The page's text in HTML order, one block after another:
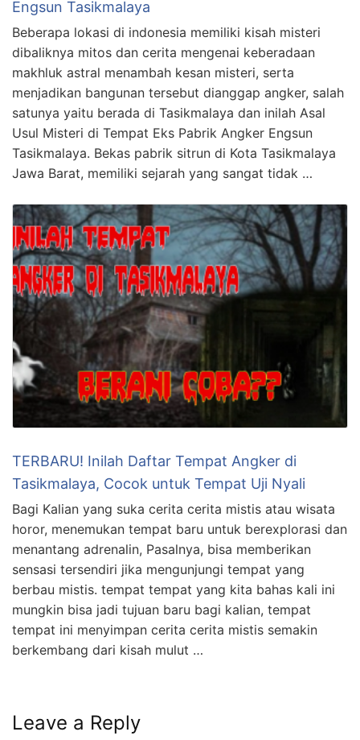
Engsun Tasikmalaya
Beberapa lokasi di indonesia memiliki kisah misteri
dibaliknya mitos dan cerita mengenai keberadaan
makhluk astral menambah kesan misteri, serta
menjadikan bangunan tersebut dianggap angker, salah
satunya yaitu berada di Tasikmalaya dan inilah Asal
Usul Misteri di Tempat Eks Pabrik Angker Engsun
Tasikmalaya. Bekas pabrik sitrun di Kota Tasikmalaya
Jawa Barat, memiliki sejarah yang sangat tidak …
TERBARU! Inilah Daftar Tempat Angker di
Tasikmalaya, Cocok untuk Tempat Uji Nyali
Bagi Kalian yang suka cerita cerita mistis atau wisata
horor, menemukan tempat baru untuk berexplorasi dan
menantang adrenalin, Pasalnya, bisa memberikan
sensasi tersendiri jika mengunjungi tempat yang
berbau mistis. tempat tempat yang kita bahas kali ini
mungkin bisa jadi tujuan baru bagi kalian, tempat
tempat ini menyimpan cerita cerita mistis semakin
berkembang dari kisah mulut …
Leave a Reply